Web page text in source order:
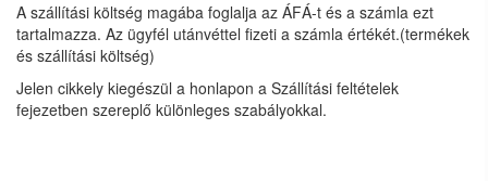
A szállítási költség magába foglalja az ÁFÁ-t és a számla ezt
tartalmazza. Az ügyfél utánvéttel fizeti a számla értékét.(termékek
és szállítási költség)
Jelen cikkely kiegészül a honlapon a Szállítási feltételek
fejezetben szereplő különleges szabályokkal.